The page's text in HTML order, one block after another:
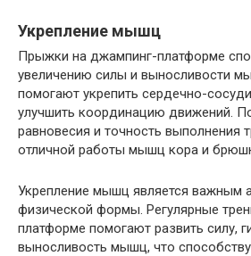
Укрепление мышц
Прыжки на джампинг-платформе
увеличению силы и выносливости
помогают укрепить сердечно-
улучшить координацию движений.
равновесия и точность выполнения
отличной работы мышц кора и
Укрепление мышц является важным
физической формы. Регулярные
платформе помогают развить силу,
выносливость мышц, что